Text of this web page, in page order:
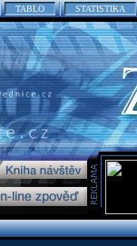
TABLO STATISTIKA